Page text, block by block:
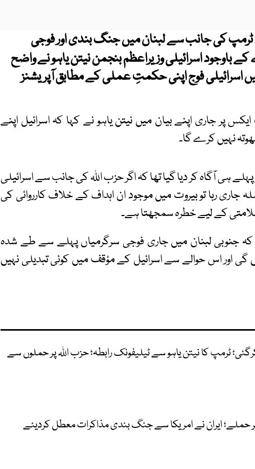
ٹرمپ کی جانب سے لبنان میں جنگ بندی اور فوجی
باوجود اسرائیلی وزیراعظم بنجمن نیتن یاہو نے واضح
اسرائیلی فوج اپنی حکمتِ عملی کے مطابق آپریشنز
پر جاری اپنے بیان میں نیتن یاہو نے کہا کہ اسرائیل اپنے
نہیں کرے گا۔
پہلے ہی آگاہ کر دیا گیا تھا کہ اگر حزب اللہ کی جانب سے اسرائیلی
جاری رہا تو بیروت میں موجود ان اہداف کے خلاف کارروائی کی
کے لیے خطرہ سمجھتا ہے۔
کہ جنوبی لبنان میں جاری فوجی سرگرمیاں پہلے سے طے شدہ
اور اس حوالے سے اسرائیل کے مؤقف میں کوئی تبدیلی نہیں
ٹرمپ کا نیتن یاہو سے ٹیلیفونک رابطہ؛ حزب اللہ پر حملوں سے
حملے؛ ایران نے امریکا سے جنگ بندی مذاکرات معطل کردیئے